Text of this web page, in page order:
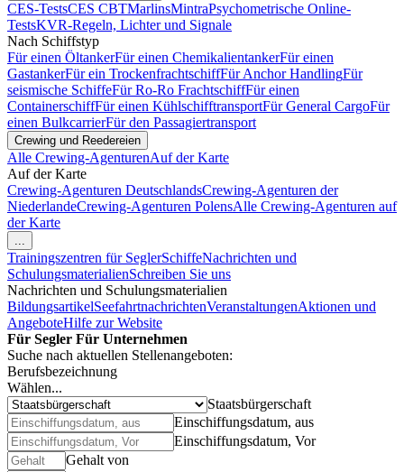
CES-TestsCES CBTMarlinsMintraPsychometrische Online-
TestsKVR-Regeln, Lichter und Signale
Nach Schiffstyp
Für einen ÖltankerFür einen ChemikalientankerFür einen
GastankerFür ein TrockenfrachtschiffFür Anchor HandlingFür
seismische SchiffeFür Ro-Ro FrachtschiffFür einen
ContainerschiffFür einen KühlschifftransportFür General CargoFür
einen BulkcarrierFür den Passagiertransport
Crewing und Reedereien
Alle Crewing-AgenturenAuf der Karte
Auf der Karte
Crewing-Agenturen DeutschlandsCrewing-Agenturen der
NiederlandeCrewing-Agenturen PolensAlle Crewing-Agenturen auf
der Karte
...
Trainingszentren für SeglerSchiffeNachrichten und
SchulungsmaterialienSchreiben Sie uns
Nachrichten und Schulungsmaterialien
BildungsartikelSeefahrtnachrichtenVeranstaltungenAktionen und
AngeboteHilfe zur Website
Für Segler Für Unternehmen
Suche nach aktuellen Stellenangeboten:
Berufsbezeichnung
Wählen...
Staatsbürgerschaft
Einschiffungsdatum, aus
Einschiffungsdatum, Vor
Gehalt von